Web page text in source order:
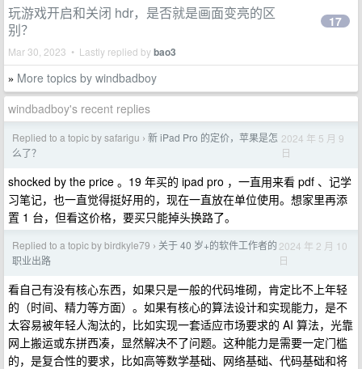
玩游戏开启和关闭 hdr，是否就是画面变亮的区
别？
Mar 30, 2023 • Lastly replied bybao3
17
» More topics by windbadboy
windbadboy's recent replies
Replied to a topic by safarigu › 新 iPad Pro 的定价，苹果是怎
么了？
2024 年 5 月 9
日
shocked by the price 。19 年买的 ipad pro ，一直用来看 pdf 、记学
习笔记，也一直觉得挺好用的，现在一直放在单位使用。想家里再添
置 1 台，但看这价格，要买只能掉头换路了。
Replied to a topic by birdkyle79 › 关于 40 岁+的软件工作者的
职业出路
2024 年 2 月 10
日
看自己有没有核心东西，如果只是一般的代码堆砌，肯定比不上年轻
的（时间、精力等方面）。如果有核心的算法设计和实现能力，是不
太容易被年轻人淘汰的，比如实现一套适应市场要求的 AI 算法，光靠
网上搬运或东拼西凑，显然解决不了问题。这种能力是需要一定门槛
的，是复合性的要求，比如高等数学基础、网络基础、代码基础和将